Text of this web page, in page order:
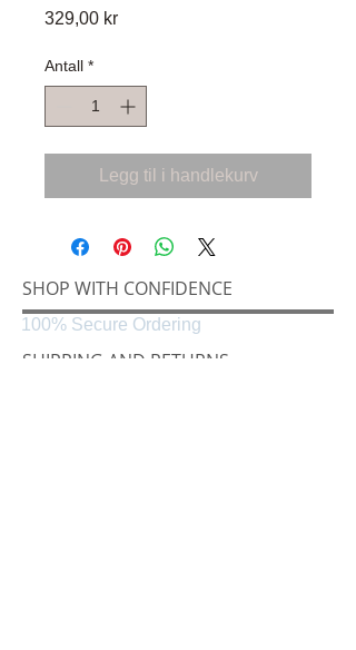
329,00 krPris
Antall *
Legg til i handlekurv
SHOP WITH CONFIDENCE
SHIPPING AND RETURNS
100% Secure Ordering